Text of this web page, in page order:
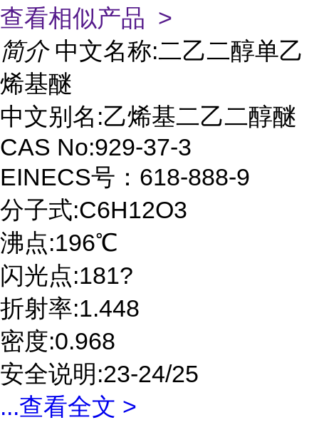
查看相似产品 >
简介 中文名称:二乙二醇单乙
烯基醚
中文别名:乙烯基二乙二醇醚
CAS No:929-37-3
EINECS号：618-888-9
分子式:C6H12O3
沸点:196℃
闪光点:181?
折射率:1.448
密度:0.968
安全说明:23-24/25
...查看全文 >